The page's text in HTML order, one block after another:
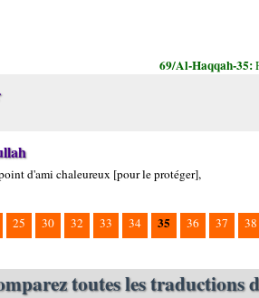
69/Al-Haqqah-35:
d'ami chaleureux [pour le protéger],
25 30 32 33 34 35 36 37 38
toutes les traductions